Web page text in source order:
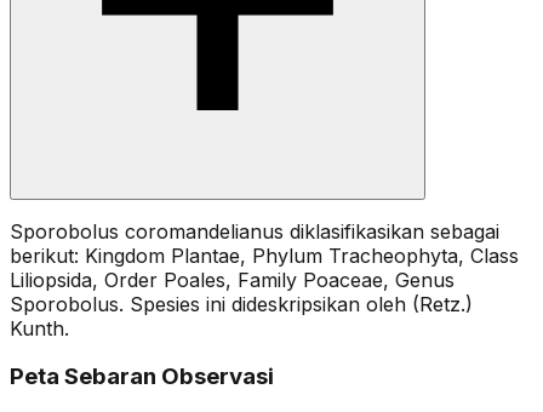
Sporobolus coromandelianus diklasifikasikan sebagai
berikut: Kingdom Plantae, Phylum Tracheophyta, Class
Liliopsida, Order Poales, Family Poaceae, Genus
Sporobolus. Spesies ini dideskripsikan oleh (Retz.)
Kunth.
Peta Sebaran Observasi